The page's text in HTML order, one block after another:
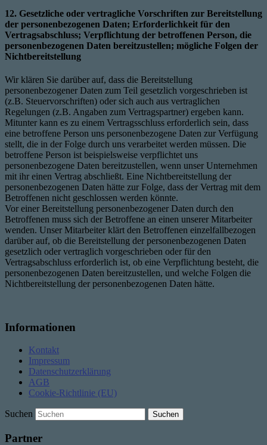
12. Gesetzliche oder vertragliche Vorschriften zur Bereitstellung
der personenbezogenen Daten; Erforderlichkeit für den
Vertragsabschluss; Verpflichtung der betroffenen Person, die
personenbezogenen Daten bereitzustellen; mögliche Folgen der
Nichtbereitstellung
Wir klären Sie darüber auf, dass die Bereitstellung
personenbezogener Daten zum Teil gesetzlich vorgeschrieben ist
(z.B. Steuervorschriften) oder sich auch aus vertraglichen
Regelungen (z.B. Angaben zum Vertragspartner) ergeben kann.
Mitunter kann es zu einem Vertragsschluss erforderlich sein, dass
eine betroffene Person uns personenbezogene Daten zur Verfügung
stellt, die in der Folge durch uns verarbeitet werden müssen. Die
betroffene Person ist beispielsweise verpflichtet uns
personenbezogene Daten bereitzustellen, wenn unser Unternehmen
mit ihr einen Vertrag abschließt. Eine Nichtbereitstellung der
personenbezogenen Daten hätte zur Folge, dass der Vertrag mit dem
Betroffenen nicht geschlossen werden könnte.
Vor einer Bereitstellung personenbezogener Daten durch den
Betroffenen muss sich der Betroffene an einen unserer Mitarbeiter
wenden. Unser Mitarbeiter klärt den Betroffenen einzelfallbezogen
darüber auf, ob die Bereitstellung der personenbezogenen Daten
gesetzlich oder vertraglich vorgeschrieben oder für den
Vertragsabschluss erforderlich ist, ob eine Verpflichtung besteht, die
personenbezogenen Daten bereitzustellen, und welche Folgen die
Nichtbereitstellung der personenbezogenen Daten hätte.
Informationen
Kontakt
Impressum
Datenschutzerklärung
AGB
Cookie-Richtlinie (EU)
Suchen
Partner